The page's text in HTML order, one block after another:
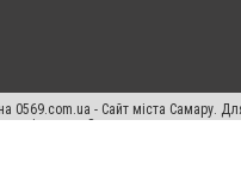
- Сайт міста Самару.
Законом.